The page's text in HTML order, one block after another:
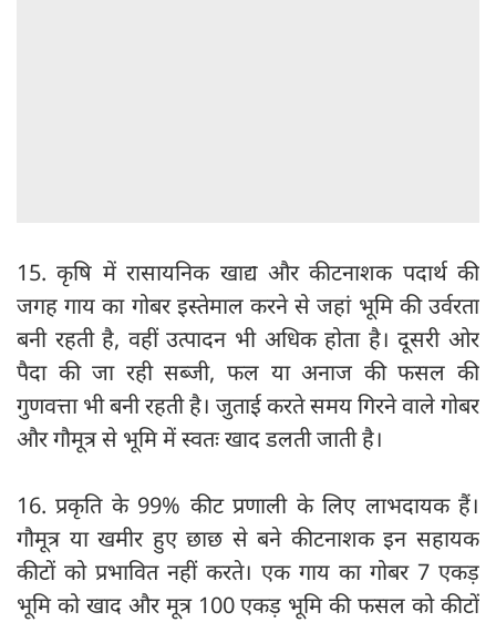
15. कृषि में रासायनिक खाद्य और कीटनाशक पदार्थ की
जगह गाय का गोबर इस्तेमाल करने से जहां भूमि की उर्वरता
बनी रहती है, वहीं उत्पादन भी अधिक होता है। दूसरी ओर
पैदा की जा रही सब्जी, फल या अनाज की फसल की
गुणवत्ता भी बनी रहती है। जुताई करते समय गिरने वाले गोबर
और गौमूत्र से भूमि में स्वतः खाद डलती जाती है।
16. प्रकृति के 99% कीट प्रणाली के लिए लाभदायक हैं।
गौमूत्र या खमीर हुए छाछ से बने कीटनाशक इन सहायक
कीटों को प्रभावित नहीं करते। एक गाय का गोबर 7 एकड़
भूमि को खाद और मूत्र 100 एकड़ भूमि की फसल को कीटों